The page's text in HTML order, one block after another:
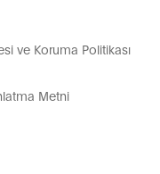
ve Koruma Politikası
Metni